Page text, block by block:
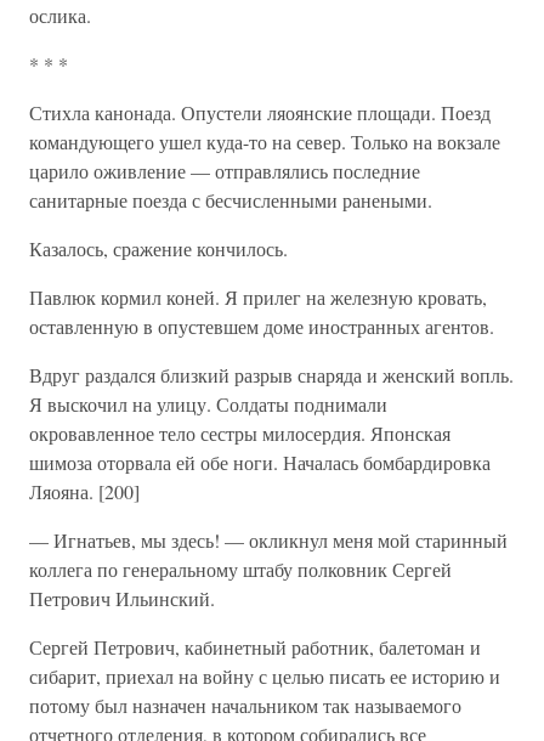
ослика.
* * *
Стихла канонада. Опустели ляоянские площади. Поезд
командующего ушел куда-то на север. Только на вокзале
царило оживление — отправлялись последние
санитарные поезда с бесчисленными ранеными.
Казалось, сражение кончилось.
Павлюк кормил коней. Я прилег на железную кровать,
оставленную в опустевшем доме иностранных агентов.
Вдруг раздался близкий разрыв снаряда и женский вопль.
Я выскочил на улицу. Солдаты поднимали
окровавленное тело сестры милосердия. Японская
шимоза оторвала ей обе ноги. Началась бомбардировка
Ляояна. [200]
— Игнатьев, мы здесь! — окликнул меня мой старинный
коллега по генеральному штабу полковник Сергей
Петрович Ильинский.
Сергей Петрович, кабинетный работник, балетоман и
сибарит, приехал на войну с целью писать ее историю и
потому был назначен начальником так называемого
отчетного отделения, в котором собирались все